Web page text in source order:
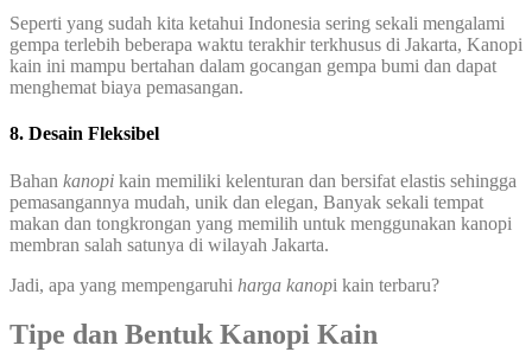
Seperti yang sudah kita ketahui Indonesia sering sekali mengalami
gempa terlebih beberapa waktu terakhir terkhusus di Jakarta, Kanopi
kain ini mampu bertahan dalam gocangan gempa bumi dan dapat
menghemat biaya pemasangan.
8. Desain Fleksibel
Bahan kanopi kain memiliki kelenturan dan bersifat elastis sehingga
pemasangannya mudah, unik dan elegan, Banyak sekali tempat
makan dan tongkrongan yang memilih untuk menggunakan kanopi
membran salah satunya di wilayah Jakarta.
Jadi, apa yang mempengaruhi harga kanopi kain terbaru?
Tipe dan Bentuk Kanopi Kain